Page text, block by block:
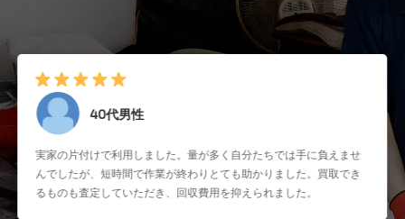
40代男性
実家の片付けで利用しました。量が多く自分たちでは手に負えませ
んでしたが、短時間で作業が終わりとても助かりました。買取でき
るものも査定していただき、回収費用を抑えられました。